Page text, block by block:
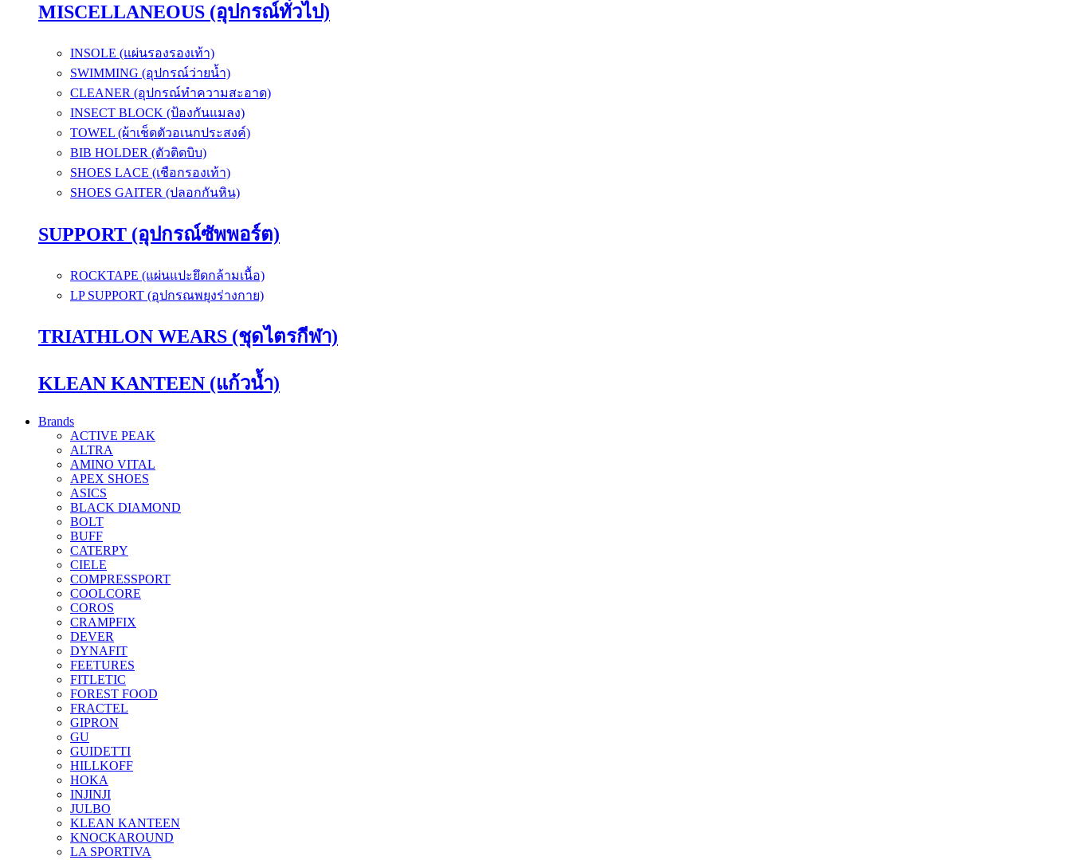
MISCELLANEOUS (อุปกรณ์ทั่วไป)
INSOLE (แผ่นรองรองเท้า)
SWIMMING (อุปกรณ์ว่ายน้ำ)
CLEANER (อุปกรณ์ทำความสะอาด)
INSECT BLOCK (ป้องกันแมลง)
TOWEL (ผ้าเช็ดตัวอเนกประสงค์)
BIB HOLDER (ตัวติดบิบ)
SHOES LACE (เชือกรองเท้า)
SHOES GAITER (ปลอกกันหิน)
SUPPORT (อุปกรณ์ซัพพอร์ต)
ROCKTAPE (แผ่นแปะยึดกล้ามเนื้อ)
LP SUPPORT (อุปกรณพยุงร่างกาย)
TRIATHLON WEARS (ชุดไตรกีฬา)
KLEAN KANTEEN (แก้วน้ำ)
Brands
ACTIVE PEAK
ALTRA
AMINO VITAL
APEX SHOES
ASICS
BLACK DIAMOND
BOLT
BUFF
CATERPY
CIELE
COMPRESSPORT
COOLCORE
COROS
CRAMPFIX
DEVER
DYNAFIT
FEETURES
FITLETIC
FOREST FOOD
FRACTEL
GIPRON
GU
GUIDETTI
HILLKOFF
HOKA
INJINJI
JULBO
KLEAN KANTEEN
KNOCKAROUND
LA SPORTIVA